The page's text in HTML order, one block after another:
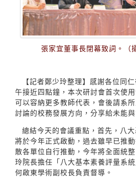
張家宜董事長閉幕致詞。（
【記者鄭少玲整理】感謝各位同
午接近四點鐘，本次研討會首次使
可以容納更多教師代表，會後請系
討論的校務發展方向，分享給未能與
總結今天的會議重點，首先，八
將於今年正式啟動，過去雖早已推
散各單位自行推動，今年將全面統
玲院長擔任「八大基本素養評量系
何啟東學術副校長負責督導。